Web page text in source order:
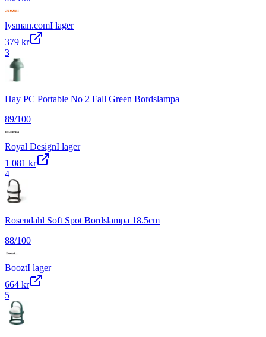
lysman.comI lager
379 kr
3
Hay PC Portable No 2 Fall Green Bordslampa
89/100
Royal DesignI lager
1 081 kr
4
Rosendahl Soft Spot Bordslampa 18.5cm
88/100
BooztI lager
664 kr
5